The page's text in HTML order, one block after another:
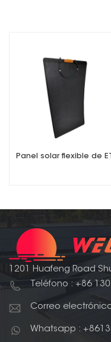
Panel solar flexible de
1201 Huafeng Road
Teléfono : +86
Correo
Whatsapp :